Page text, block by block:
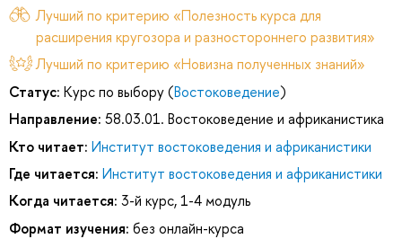
Лучший по критерию «Полезность курса для
расширения кругозора и разностороннего развития»
Лучший по критерию «Новизна полученных знаний»
Статус: Курс по выбору (Востоковедение)
Направление: 58.03.01. Востоковедение и африканистика
Кто читает: Институт востоковедения и африканистики
Где читается: Институт востоковедения и африканистики
Когда читается: 3-й курс, 1-4 модуль
Формат изучения: без онлайн-курса